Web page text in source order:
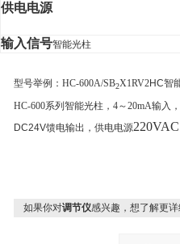
供电电源
输入信号智能光柱
型号举例：HC-600A/SB2X1RV2HC智
HC-600系列智能光柱，4～20mA输入
DC24V馈电输出，供电电源
如果你对调节仪感兴趣，想了解更